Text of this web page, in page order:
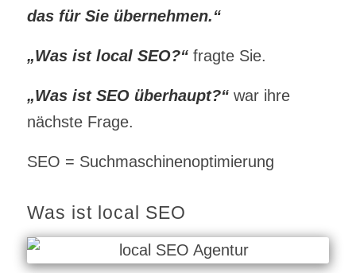
das für Sie übernehmen.“
„Was ist local SEO?“fragte Sie.
„Was ist SEO überhaupt?“war ihre
nächste Frage.
SEO = Suchmaschinenoptimierung
Was ist local SEO